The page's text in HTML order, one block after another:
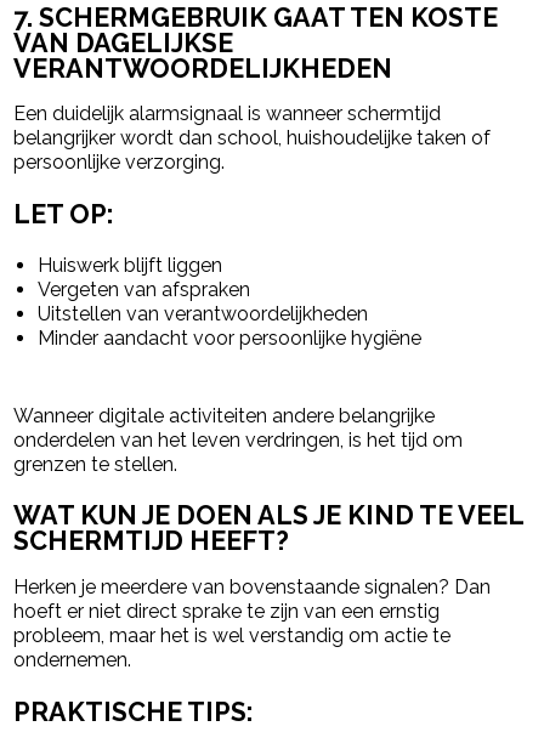
7. SCHERMGEBRUIK GAAT TEN KOSTE
VAN DAGELIJKSE
VERANTWOORDELIJKHEDEN
Een duidelijk alarmsignaal is wanneer schermtijd
belangrijker wordt dan school, huishoudelijke taken of
persoonlijke verzorging.
LET OP:
Huiswerk blijft liggen
Vergeten van afspraken
Uitstellen van verantwoordelijkheden
Minder aandacht voor persoonlijke hygiëne
Wanneer digitale activiteiten andere belangrijke
onderdelen van het leven verdringen, is het tijd om
grenzen te stellen.
WAT KUN JE DOEN ALS JE KIND TE VEEL
SCHERMTIJD HEEFT?
Herken je meerdere van bovenstaande signalen? Dan
hoeft er niet direct sprake te zijn van een ernstig
probleem, maar het is wel verstandig om actie te
ondernemen.
PRAKTISCHE TIPS: